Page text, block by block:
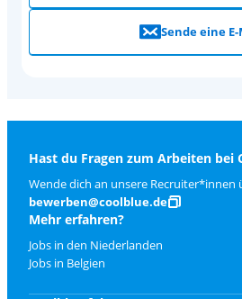
Sende eine
Hast du Fragen zum Arbeiten bei
Wende dich an unsere Recruiter*innen
bewerben@coolblue.de
Mehr erfahren?
Jobs in den Niederlanden
Jobs in Belgien